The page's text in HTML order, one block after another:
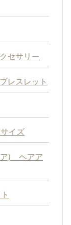
セサリー
レスレット
イズ
ア) ヘアア